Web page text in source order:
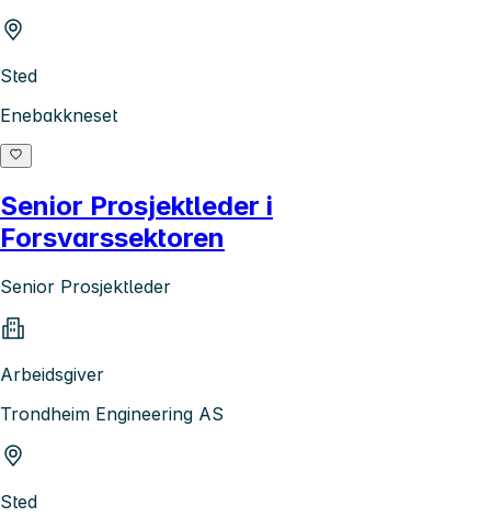
Sted
Enebakkneset
Senior Prosjektleder i
Forsvarssektoren
Senior Prosjektleder
Arbeidsgiver
Trondheim Engineering AS
Sted